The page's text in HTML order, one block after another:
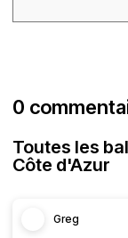
0
Toutes les
Côte d'Azur
Greg